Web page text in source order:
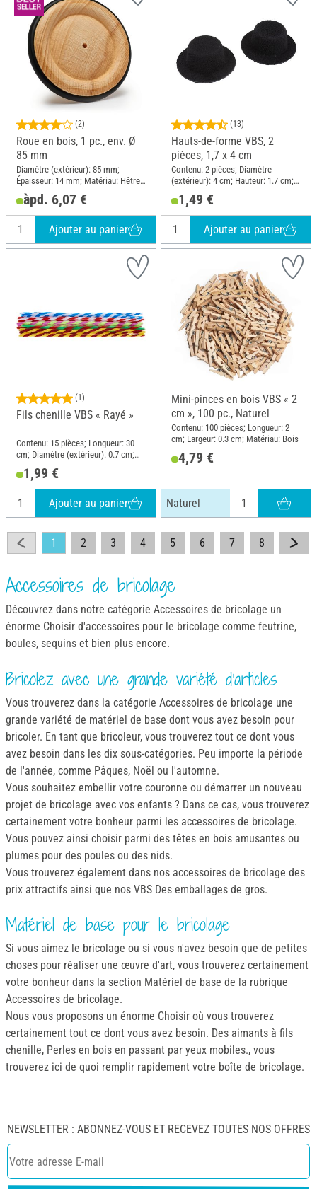
(2)
Roue en bois, 1 pc., env. Ø
85 mm
Diamètre (extérieur): 85 mm;
Épaisseur: 14 mm; Matériau: Hêtre,
Caoutchouc
àpd. 6,07 €
Ajouter au panier
(13)
Hauts-de-forme VBS, 2
pièces, 1,7 x 4 cm
Contenu: 2 pièces; Diamètre
(extérieur): 4 cm; Hauteur: 1.7 cm;
1,49 €
Ajouter au panier
(1)
Fils chenille VBS « Rayé »
Contenu: 15 pièces; Longueur: 30
cm; Diamètre (extérieur): 0.7 cm;
1,99 €
Ajouter au panier
Mini-pinces en bois VBS « 2
cm », 100 pc., Naturel
Contenu: 100 pièces; Longueur: 2
cm; Largeur: 0.3 cm; Matériau: Bois
4,79 €
Naturel
1 2 3 4 5 6 7 8
Accessoires de bricolage
Découvrez dans notre catégorie Accessoires de bricolage un
énorme Choisir d'accessoires pour le bricolage comme feutrine,
boules, sequins et bien plus encore.
Bricolez avec une grande variété d'articles
Vous trouverez dans la catégorie Accessoires de bricolage une
grande variété de matériel de base dont vous avez besoin pour
bricoler. En tant que bricoleur, vous trouverez tout ce dont vous
avez besoin dans les dix sous-catégories. Peu importe la période
de l'année, comme Pâques, Noël ou l'automne.
Vous souhaitez embellir votre couronne ou démarrer un nouveau
projet de bricolage avec vos enfants ? Dans ce cas, vous trouverez
certainement votre bonheur parmi les accessoires de bricolage.
Vous pouvez ainsi choisir parmi des têtes en bois amusantes ou
plumes pour des poules ou des nids.
Vous trouverez également dans nos accessoires de bricolage des
prix attractifs ainsi que nos VBS Des emballages de gros.
Matériel de base pour le bricolage
Si vous aimez le bricolage ou si vous n'avez besoin que de petites
choses pour réaliser une œuvre d'art, vous trouverez certainement
votre bonheur dans la section Matériel de base de la rubrique
Accessoires de bricolage.
Nous vous proposons un énorme Choisir où vous trouverez
certainement tout ce dont vous avez besoin. Des aimants à fils
chenille, Perles en bois en passant par yeux mobiles., vous
trouverez ici de quoi remplir rapidement votre boîte de bricolage.
NEWSLETTER : ABONNEZ-VOUS ET RECEVEZ TOUTES NOS OFFRES